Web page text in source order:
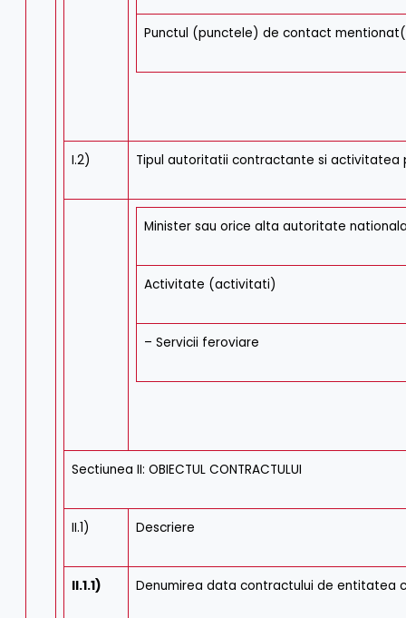
Punctul (punctele) de contact
I.2) Tipul autoritatii contractante si
Minister sau orice alta autoritate
Activitate (activitati)
– Servicii feroviare
Sectiunea II: OBIECTUL CONTRACTULUI
II.1) Descriere
II.1.1) Denumirea data contractului de entitatea